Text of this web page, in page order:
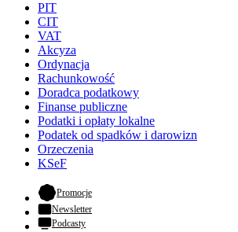
PIT
CIT
VAT
Akcyza
Ordynacja
Rachunkowość
Doradca podatkowy
Finanse publiczne
Podatki i opłaty lokalne
Podatek od spadków i darowizn
Orzeczenia
KSeF
Promocje- otwiera się w nowej karcie
Newsletter
Podcasty